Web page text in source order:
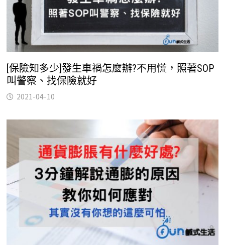
[保險知多少]發生車禍怎麼辦?不用慌，照著SOP
叫警察、找保險就好
2021-04-10